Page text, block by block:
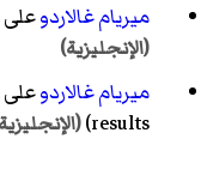
ميريام غالاردو
(الإنجليزية)
ميريام غالاردو
results)